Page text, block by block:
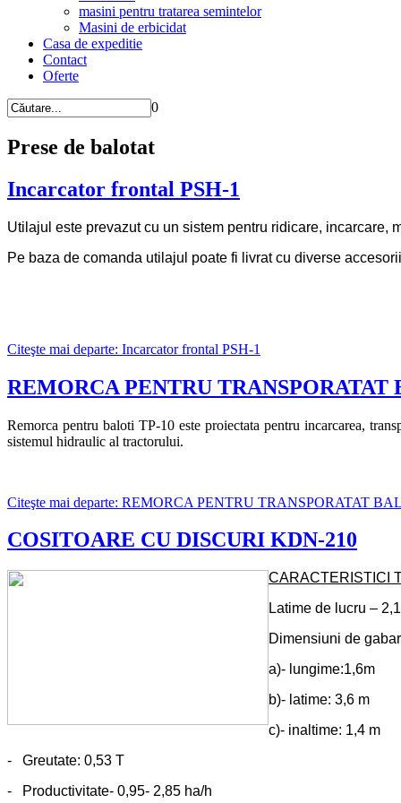
masini pentru tratarea semintelor
Masini de erbicidat
Casa de expeditie
Contact
Oferte
0
Prese de balotat
Incarcator frontal PSH-1
Utilajul este prevazut cu un sistem pentru ridicare,
Pe baza de comanda utilajul poate fi livrat cu diverse
Citeşte mai departe: Incarcator frontal PSH-1
REMORCA PENTRU
Remorca pentru baloti TP-10 este proiectata pentru incarcarea,
sistemul hidraulic al tractorului.
Citeşte mai departe: REMORCA PENTRU TRANSPORATAT
COSITOARE CU DISCURI KDN-210
CARACTERISTICI
Latime de lucru –
Dimensiuni de
a)- lungime:1,6m
b)- latime: 3,6 m
c)- inaltime: 1,4 m
- Greutate: 0,53 T
- Productivitate- 0,95- 2,85 ha/h